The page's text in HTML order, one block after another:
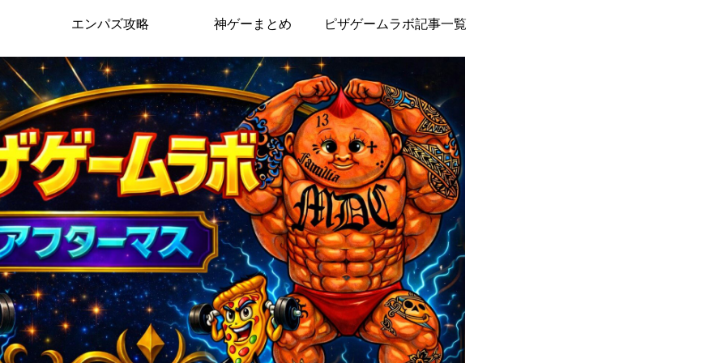
エンパズ攻略 神ゲーまとめ ピザゲームラボ記事一覧